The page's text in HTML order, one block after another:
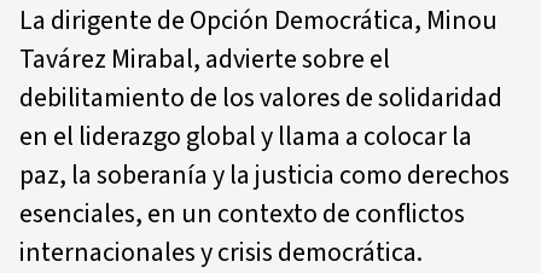
La dirigente de Opción Democrática, Minou
Tavárez Mirabal, advierte sobre el
debilitamiento de los valores de solidaridad
en el liderazgo global y llama a colocar la
paz, la soberanía y la justicia como derechos
esenciales, en un contexto de conflictos
internacionales y crisis democrática.